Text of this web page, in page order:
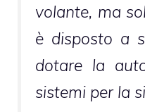
volante, ma
è disposto a
dotare la
sistemi per la